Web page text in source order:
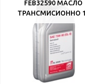
FEB32590 МАСЛО
ТРАНСМИСИОННО